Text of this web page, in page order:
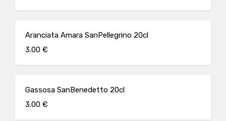
Aranciata Amara SanPellegrino 20cl
3.00 €
Gassosa SanBenedetto 20cl
3.00 €